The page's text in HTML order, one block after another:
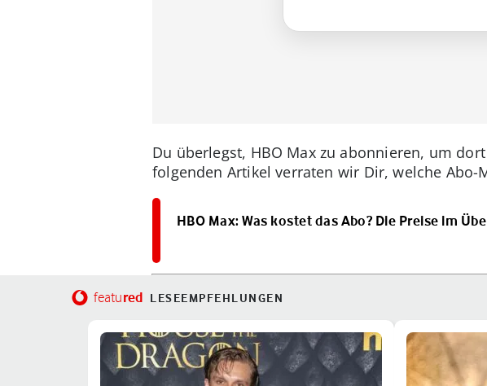
Du überlegst, HBO Max zu abonnieren, um
folgenden Artikel verraten wir Dir, welche
HBO Max: Was kostet das Abo? Die Preise im
featured LESEEMPFEHLUNGEN